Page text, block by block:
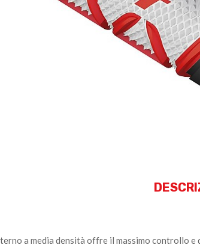
a media densità offre il massimo controllo e